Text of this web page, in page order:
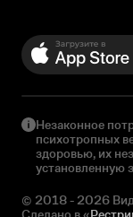
Незаконное
психотропных
здоровью, их
установленную
© 2018 - 2026